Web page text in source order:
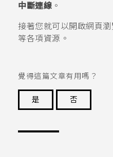
中斷連線 。
接著您就可以開啟網頁
等各項資源。
覺得這篇文章有用嗎？
是
否